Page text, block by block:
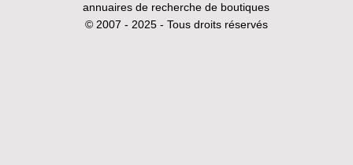
annuaires de recherche de boutiques
© 2007 - 2025 - Tous droits réservés